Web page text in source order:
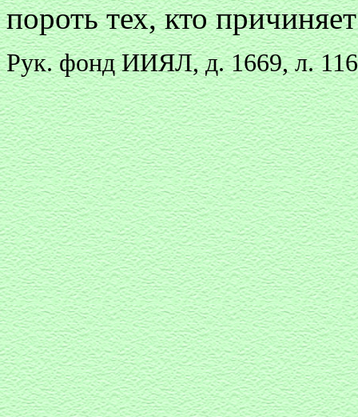
пороть тех, кто
Рук. фонд ИИЯЛ, д. 1669, л.